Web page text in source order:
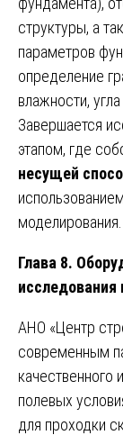
структуры, а
параметров
определение
влажности,
Завершается
этапом, где
несущей
Глава 8.
исследования
АНО «Центр
современным
качественного
полевых
для проходки